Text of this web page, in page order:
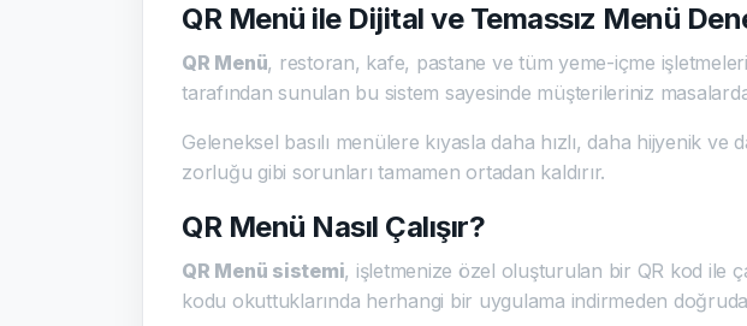
QR Menü ile Dijital ve Temassız Menü
QR Menü, restoran, kafe, pastane ve tüm yeme-içme
tarafından sunulan bu sistem sayesinde müşterileriniz
Geleneksel basılı menülere kıyasla daha hızlı, daha hijyenik
zorluğu gibi sorunları tamamen ortadan kaldırır.
QR Menü Nasıl Çalışır?
QR Menü sistemi, işletmenize özel oluşturulan bir QR kod ile
kodu okuttuklarında herhangi bir uygulama indirmeden